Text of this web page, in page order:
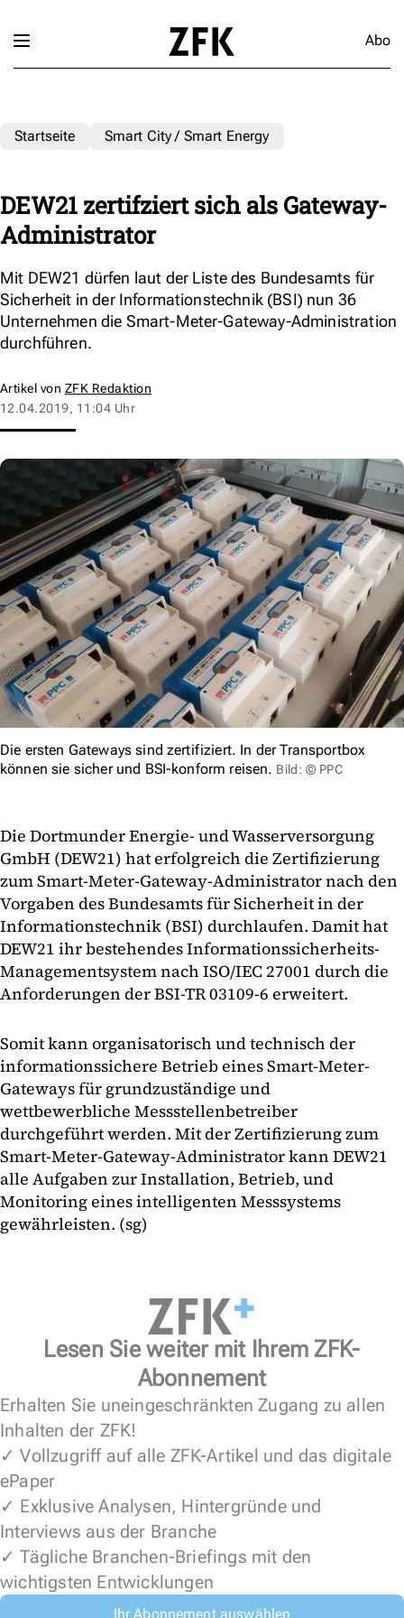
Abo
Startseite Smart City / Smart Energy
DEW21 zertifziert sich als Gateway-
Administrator
Mit DEW21 dürfen laut der Liste des Bundesamts für
Sicherheit in der Informationstechnik (BSI) nun 36
Unternehmen die Smart-Meter-Gateway-Administration
durchführen.
Artikel von ZFK Redaktion
12.04.2019, 11:04 Uhr
Die ersten Gateways sind zertifiziert. In der Transportbox
können sie sicher und BSI-konform reisen. Bild: © PPC
Die Dortmunder Energie- und Wasserversorgung
GmbH (DEW21) hat erfolgreich die Zertifizierung
zum Smart-Meter-Gateway-Administrator nach den
Vorgaben des Bundesamts für Sicherheit in der
Informationstechnik (BSI) durchlaufen. Damit hat
DEW21 ihr bestehendes Informationssicherheits-
Managementsystem nach ISO/IEC 27001 durch die
Anforderungen der BSI-TR 03109-6 erweitert.
Somit kann organisatorisch und technisch der
informationssichere Betrieb eines Smart-Meter-
Gateways für grundzuständige und
wettbewerbliche Messstellenbetreiber
durchgeführt werden. Mit der Zertifizierung zum
Smart-Meter-Gateway-Administrator kann DEW21
alle Aufgaben zur Installation, Betrieb, und
Monitoring eines intelligenten Messsystems
gewährleisten. (sg)
Lesen Sie weiter mit Ihrem ZFK-
Abonnement
Erhalten Sie uneingeschränkten Zugang zu allen
Inhalten der ZFK!
✓ Vollzugriff auf alle ZFK-Artikel und das digitale
ePaper
✓ Exklusive Analysen, Hintergründe und
Interviews aus der Branche
✓ Tägliche Branchen-Briefings mit den
wichtigsten Entwicklungen
Ihr Abonnement auswählen